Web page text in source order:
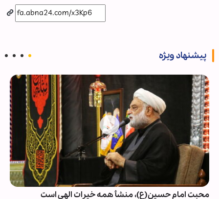
پیشنهاد ویژه
محبت امام حسین(ع)، منشأ همه خیرات الهی است